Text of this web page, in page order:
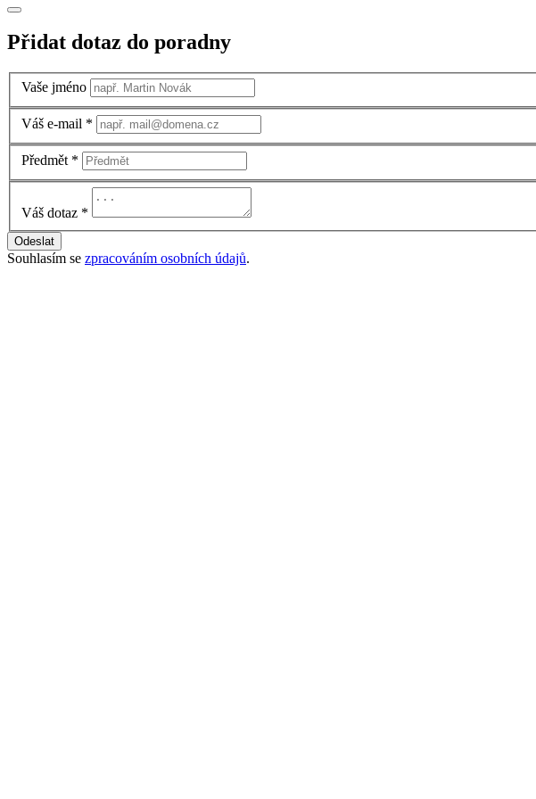
Přidat dotaz do poradny
Vaše jméno
Váš e-mail *
Předmět *
Váš dotaz *
Odeslat
Souhlasím se zpracováním osobních údajů.